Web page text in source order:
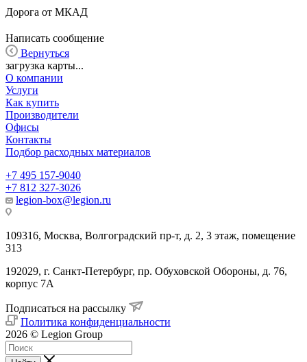
Дорога от МКАД
Написать сообщение
Вернуться
загрузка карты...
О компании
Услуги
Как купить
Производители
Офисы
Контакты
Подбор расходных материалов
+7 495 157-9040
+7 812 327-3026
legion-box@legion.ru
109316, Москва, Волгоградский пр-т, д. 2, 3 этаж, помещение
313
192029, г. Санкт-Петербург, пр. Обуховской Обороны, д. 76,
корпус 7А
Подписаться на рассылку
Политика конфиденциальности
2026 © Legion Group